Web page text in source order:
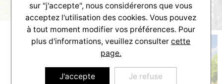
sur "j'accepte", nous considérerons que vous
acceptez l'utilisation des cookies. Vous pouvez
à tout moment modifier vos préférences. Pour
plus d'informations, veuillez consultercette
page.
J'accepte Je refuse